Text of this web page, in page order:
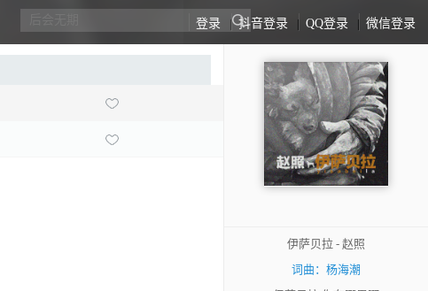
登录 | 抖音登录 | QQ登录 | 微信登录
伊萨贝拉 - 赵照
词曲：杨海潮